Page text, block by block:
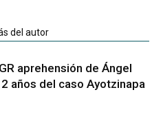
del autor
aprehensión de Ángel
años del caso Ayotzinapa